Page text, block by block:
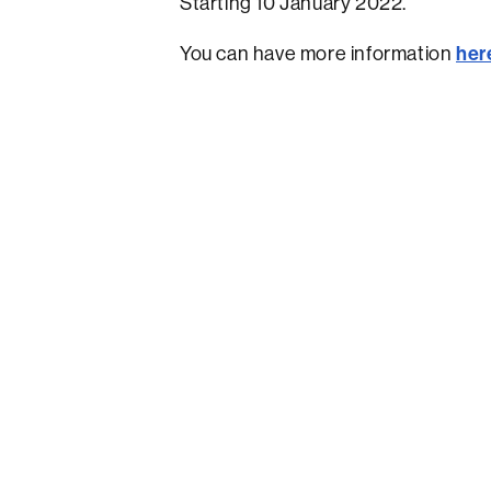
You can have more information